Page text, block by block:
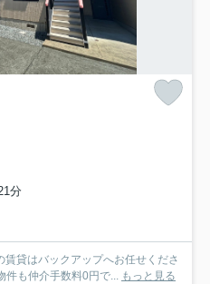
分
賃貸はバックアップへお任せくださ
件も仲介手数料0円で... もっと見る